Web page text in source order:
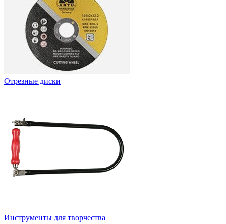
Отрезные диски
Инструменты для творчества